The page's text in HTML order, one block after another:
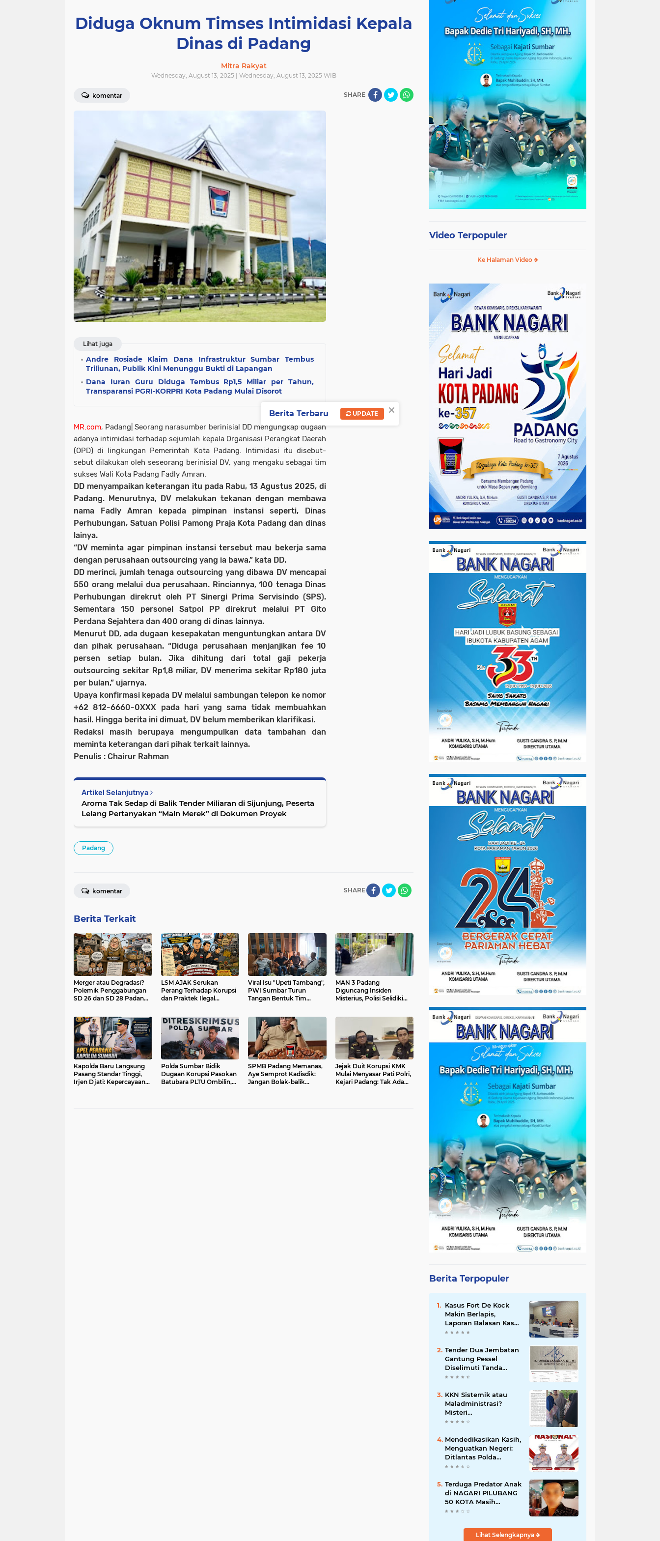
Diduga Oknum Timses Intimidasi Kepala
Dinas di Padang
Mitra Rakyat
Wednesday, August 13, 2025 | Wednesday, August 13, 2025 WIB
komentar SHARE
Lihat juga
Andre Rosiade Klaim Dana Infrastruktur Sumbar Tembus
Triliunan, Publik Kini Menunggu Bukti di Lapangan
Dana Iuran Guru Diduga Tembus Rp1,5 Miliar per Tahun,
Transparansi PGRI-KORPRI Kota Padang Mulai Disorot
MR.com, Padang| Seorang narasumber berinisial DD mengungkap dugaan
adanya intimidasi terhadap sejumlah kepala Organisasi Perangkat Daerah
(OPD) di lingkungan Pemerintah Kota Padang. Intimidasi itu disebut-
sebut dilakukan oleh seseorang berinisial DV, yang mengaku sebagai tim
sukses Wali Kota Padang Fadly Amran.
DD menyampaikan keterangan itu pada Rabu, 13 Agustus 2025, di
Padang. Menurutnya, DV melakukan tekanan dengan membawa
nama Fadly Amran kepada pimpinan instansi seperti, Dinas
Perhubungan, Satuan Polisi Pamong Praja Kota Padang dan dinas
lainya.
“DV meminta agar pimpinan instansi tersebut mau bekerja sama
dengan perusahaan outsourcing yang ia bawa,” kata DD.
DD merinci, jumlah tenaga outsourcing yang dibawa DV mencapai
550 orang melalui dua perusahaan. Rinciannya, 100 tenaga Dinas
Perhubungan direkrut oleh PT Sinergi Prima Servisindo (SPS).
Sementara 150 personel Satpol PP direkrut melalui PT Gito
Perdana Sejahtera dan 400 orang di dinas lainnya.
Menurut DD, ada dugaan kesepakatan menguntungkan antara DV
dan pihak perusahaan. “Diduga perusahaan menjanjikan fee 10
persen setiap bulan. Jika dihitung dari total gaji pekerja
outsourcing sekitar Rp1,8 miliar, DV menerima sekitar Rp180 juta
per bulan,” ujarnya.
Upaya konfirmasi kepada DV melalui sambungan telepon ke nomor
+62 812-6660-0XXX pada hari yang sama tidak membuahkan
hasil. Hingga berita ini dimuat, DV belum memberikan klarifikasi.
Redaksi masih berupaya mengumpulkan data tambahan dan
meminta keterangan dari pihak terkait lainnya.
Penulis : Chairur Rahman
Artikel Selanjutnya
Aroma Tak Sedap di Balik Tender Miliaran di Sijunjung, Peserta
Lelang Pertanyakan “Main Merek” di Dokumen Proyek
Padang
SHARE
komentar
Berita Terkait
Merger atau Degradasi?
Polemik Penggabungan
SD 26 dan SD 28 Padang
LSM AJAK Serukan
Perang Terhadap Korupsi
dan Praktek Ilegal
Viral Isu "Upeti Tambang",
PWI Sumbar Turun
Tangan Bentuk Tim
Langkah Hukum
MAN 3 Padang
Diguncang Insiden
Misterius, Polisi Selidiki
Kapolda Baru Langsung
Pasang Standar Tinggi,
Irjen Djati: Kepercayaan
Polda Sumbar Bidik
Dugaan Korupsi Pasokan
Batubara PLTU Ombilin,
SPMB Padang Memanas,
Aye Semprot Kadisdik:
Jangan Bolak-balik
Jejak Duit Korupsi KMK
Mulai Menyasar Pati Polri,
Kejari Padang: Tak Ada
Video Terpopuler
Ke Halaman Video
Berita Terpopuler
Kasus Fort De Kock
Makin Berlapis,
Laporan Balasan Kasat
Pol PP Disorot: Upaya
atau Pengalihan Isu?
Tender Dua Jembatan
Gantung Pessel
Diselimuti Tanda
Tanya, Gangguan
Permainan di Balik
Layar?
KKN Sistemik atau
Maladministrasi?
Misteri
"Dikorbankannya" SDN
Transparansi Pemkot
Padang
Mendedikasikan Kasih,
Menguatkan Negeri:
Ditlantas Polda
Sumbar Apresiasi
sebagai Pilar
Pengabdian
Terduga Predator Anak
di NAGARI PILUBANG
50 KOTA Masih
Berkeliaran
Lihat Selengkapnya
×
Berita Terbaru UPDATE